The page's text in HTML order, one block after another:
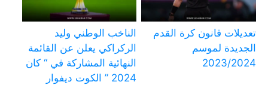
تعديلات قانون كرة القدم
الجديدة لموسم
2023/2024
الناخب الوطني وليد
الركراكي يعلن عن القائمة
النهائية المشاركة في “ كان
2024 ” الكوت ديفوار